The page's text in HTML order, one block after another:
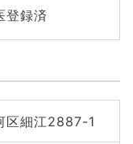
登録済
区細江2887-1